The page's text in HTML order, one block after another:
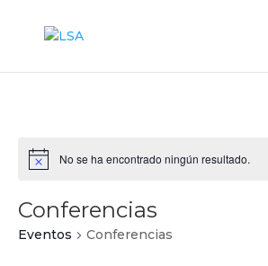
Aviso No se ha encontrado ningún resultado.
Conferencias
Eventos Conferencias